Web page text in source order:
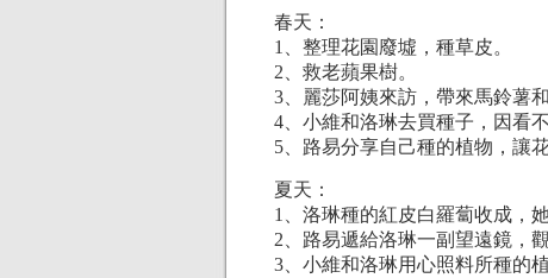
春天：
1、整理花園廢墟，種草皮。
2、救老蘋果樹。
3、麗莎阿姨來訪，帶來馬鈴薯和
4、小維和洛琳去買種子，因看
5、路易分享自己種的植物，讓
夏天：
1、洛琳種的紅皮白羅蔔收成，
2、路易遞給洛琳一副望遠鏡，觀
3、小維和洛琳用心照料所種的